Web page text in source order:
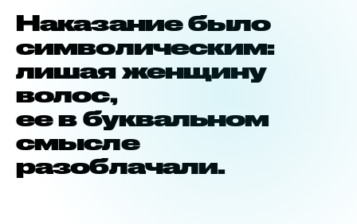
Наказание было
символическим:
лишая женщину
волос,
ее в буквальном
смысле
разоблачали.